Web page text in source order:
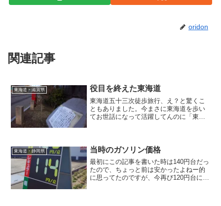
oridon
関連記事
東海道・滋賀県 役目を終えた東海道
東海道五十三次徒歩旅行、え？と驚くこ
ともありました。今まさに東海道を歩い
てお世話になって活躍してんのに「東海
えたくなりましたが・・・まぁこの辺り
は仕方ないか・・・本文ご参照くださ
い・・・
東海道・静岡県 当時のガソリン価格
最初にこの記事を書いた時は140円台だっ
たので、ちょっと前は安かったよねー的
に思ってたのですが、今再び120円台にな